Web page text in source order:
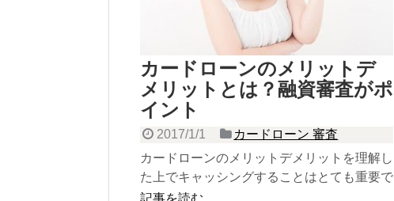
カードローンのメリットデ
メリットとは？融資審査がポ
イント
2017/1/1
カードローン 審査
カードローンのメリットデメリットを理解し
た上でキャッシングすることはとても重要で
す。ここでは、カードローンという個人向け
記事を読む